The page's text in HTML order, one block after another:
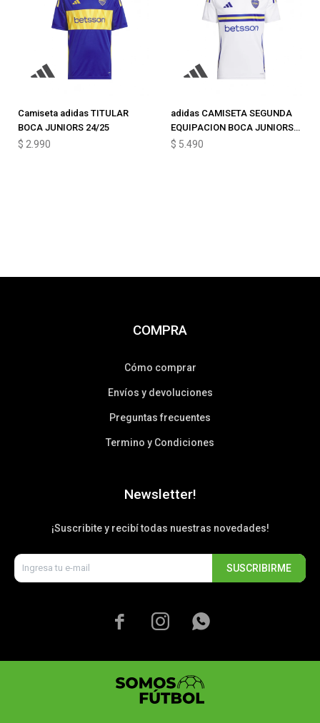
Camiseta adidas TITULAR
BOCA JUNIORS 24/25
$ 2.990
adidas CAMISETA SEGUNDA
EQUIPACION BOCA JUNIORS
24/25
$ 5.490
COMPRA
Cómo comprar
Envíos y devoluciones
Preguntas frecuentes
Termino y Condiciones
Newsletter!
¡Suscribite y recibí todas nuestras novedades!
SUSCRIBIRME
  